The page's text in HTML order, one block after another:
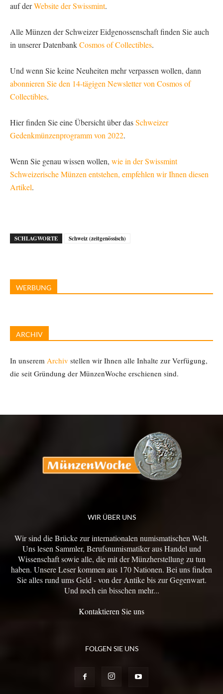
auf derWebsite der Swissmint.
Alle Münzen der Schweizer Eidgenossenschaft finden Sie auch
in unserer DatenbankCosmos of Collectibles.
Und wenn Sie keine Neuheiten mehr verpassen wollen, dann
abonnieren Sie den 14-tägigen Newsletter von Cosmos of
Collectibles.
Hier finden Sie eine Übersicht über dasSchweizer
Gedenkmünzenprogramm von 2022.
Wenn Sie genau wissen wollen, wie in der Swissmint
Schweizerische Münzen entstehen, empfehlen wir Ihnen diesen
Artikel.
SCHLAGWORTE Schweiz (zeitgenössisch)
WERBUNG
ARCHIV
In unserem Archiv stellen wir Ihnen alle Inhalte zur Verfügung,
die seit Gründung der MünzenWoche erschienen sind.
WIR ÜBER UNS
Wir sind die Brücke zur internationalen numismatischen Welt.
Uns lesen Sammler, Berufsnumismatiker aus Handel und
Wissenschaft sowie alle, die mit der Münzherstellung zu tun
haben. Unsere Leser kommen aus 170 Nationen. Bei uns finden
Sie alles rund ums Geld - von der Antike bis zur Gegenwart.
Und noch ein bisschen mehr...
Kontaktieren Sie uns
FOLGEN SIE UNS